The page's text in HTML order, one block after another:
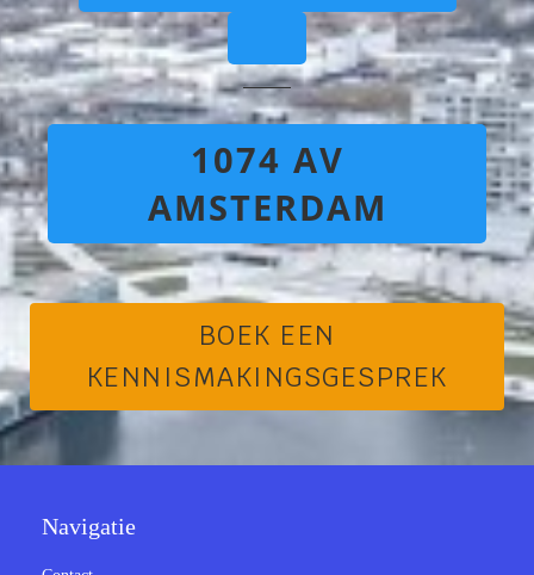
1074 AV
AMSTERDAM
BOEK EEN
KENNISMAKINGSGESPREK
Navigatie